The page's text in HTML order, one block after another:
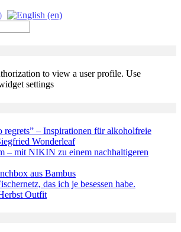
to view a user profile. Use
settings
regrets” – Inspirationen für alkoholfreie
Wonderleaf
– mit NIKIN zu einem nachhaltigeren
aus Bambus
das ich je besessen habe.
Outfit